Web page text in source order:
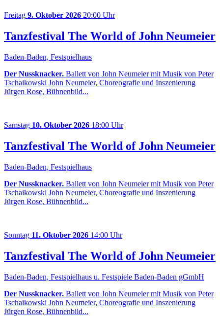
Freitag 9. Oktober 2026 20:00 Uhr
Tanzfestival The World of John Neumeier
Baden-Baden, Festspielhaus
Der Nussknacker. Ballett von John Neumeier mit Musik von Peter
Tschaikowski John Neumeier, Choreografie und Inszenierung
Jürgen Rose, Bühnenbild...
Samstag 10. Oktober 2026 18:00 Uhr
Tanzfestival The World of John Neumeier
Baden-Baden, Festspielhaus
Der Nussknacker. Ballett von John Neumeier mit Musik von Peter
Tschaikowski John Neumeier, Choreografie und Inszenierung
Jürgen Rose, Bühnenbild...
Sonntag 11. Oktober 2026 14:00 Uhr
Tanzfestival The World of John Neumeier
Baden-Baden, Festspielhaus u. Festspiele Baden-Baden gGmbH
Der Nussknacker. Ballett von John Neumeier mit Musik von Peter
Tschaikowski John Neumeier, Choreografie und Inszenierung
Jürgen Rose, Bühnenbild...